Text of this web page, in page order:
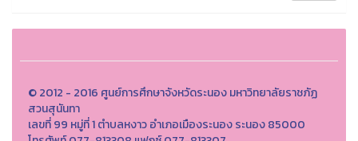
© 2012 - 2016 ศูนย์การศึกษาจังหวัดระนอง มหาวิทยาลัยราชภัฏ
สวนสุนันทา
เลขที่ 99 หมู่ที่ 1 ตำบลหงาว อำเภอเมืองระนอง ระนอง 85000